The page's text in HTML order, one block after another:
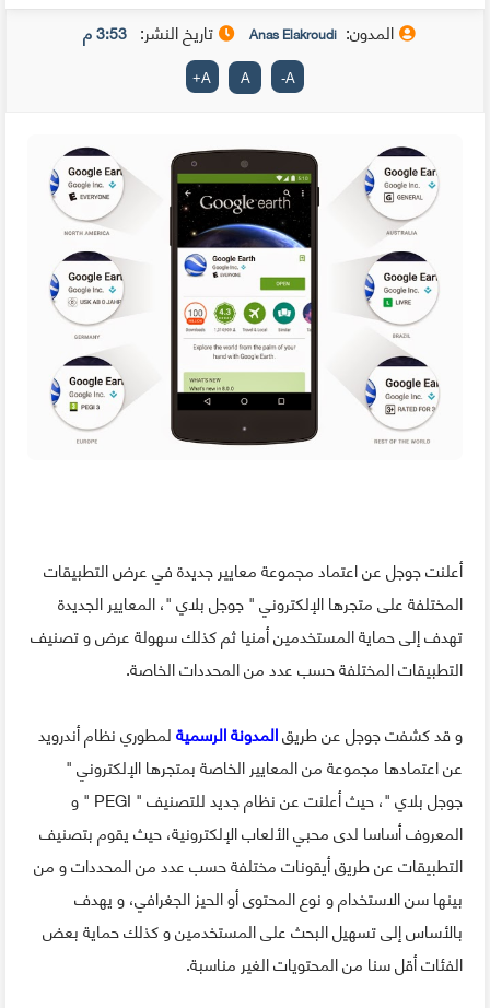
المدون: Anas Elakroudi تاريخ النشر: 3:53 م
A
-
A
A
+
أعلنت جوجل عن اعتماد مجموعة معايير جديدة في عرض التطبيقات
المختلفة على متجرها الإلكتروني " جوجل بلاي "، المعايير الجديدة
تهدف إلى حماية المستخدمين أمنيا ثم كذلك سهولة عرض و تصنيف
التطبيقات المختلفة حسب عدد من المحددات الخاصة.
و قد كشفت جوجل عن طريقالمدونة الرسميةلمطوري نظام أندرويد
عن اعتمادها مجموعة من المعايير الخاصة بمتجرها الإلكتروني "
جوجل بلاي "، حيث أعلنت عن نظام جديد للتصنيف " PEGI " و
المعروف أساسا لدى محبي الألعاب الإلكترونية، حيث يقوم بتصنيف
التطبيقات عن طريق أيقونات مختلفة حسب عدد من المحددات و من
بينها سن الاستخدام و نوع المحتوى أو الحيز الجغرافي، و يهدف
بالأساس إلى تسهيل البحث على المستخدمين و كذلك حماية بعض
الفئات أقل سنا من المحتويات الغير مناسبة.